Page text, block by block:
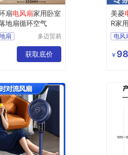
扇电风扇家用卧室
地扇循环空气
扇
多迈贸易
有限公司
获取底价
美菱
R家
能电风
￥